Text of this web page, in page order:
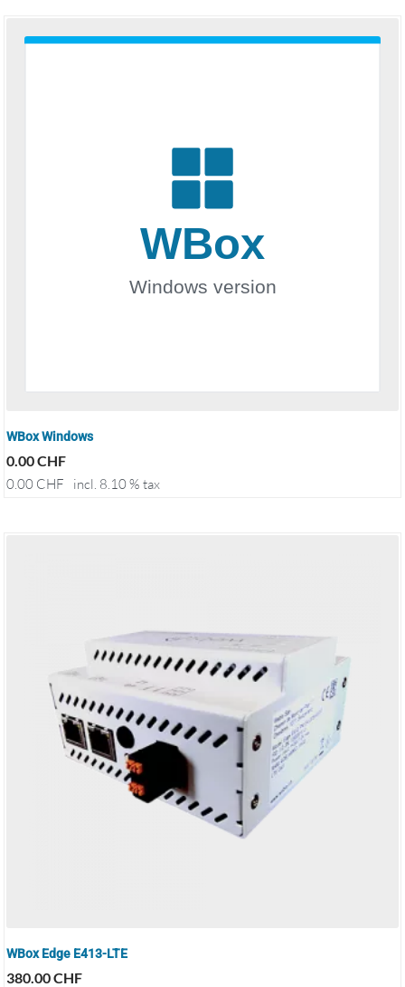
WBox Windows
0.00CHF
0.00 CHF incl. 8.10 % tax
WBox Edge E413-LTE
380.00CHF